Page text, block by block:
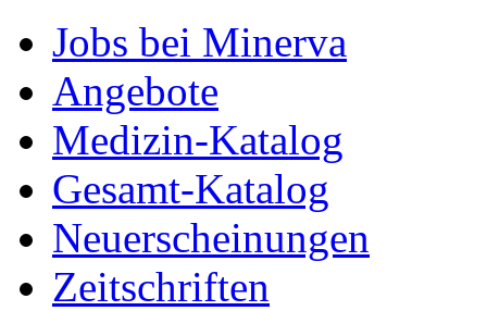
Jobs bei Minerva
Angebote
Medizin-Katalog
Gesamt-Katalog
Neuerscheinungen
Zeitschriften